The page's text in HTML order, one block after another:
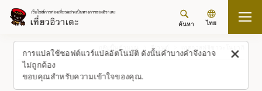
การแปลใช้ซอฟต์แวร์แปลอัตโนมัติ ดังนั้นคำบางคำจึงอาจ
ไม่ถูกต้อง
ขอบคุณสำหรับความเข้าใจของคุณ.
ค้นหา ไทย
กลับขึ้นด้านบน อีเวนต์